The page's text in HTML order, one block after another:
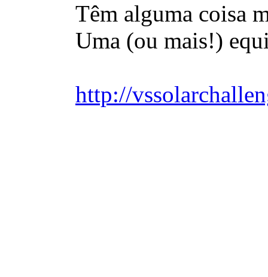
Têm alguma coisa
Uma (ou mais!)
http://